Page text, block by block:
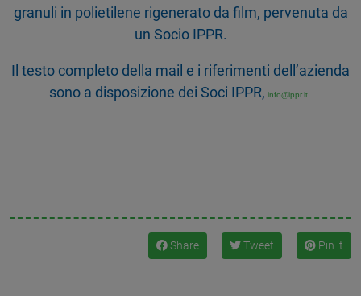
granuli in polietilene rigenerato da film, pervenuta da
un Socio IPPR.
Il testo completo della mail e i riferimenti dell’azienda
sono a disposizione dei Soci IPPR, info@ippr.it .
Share Tweet Pin it